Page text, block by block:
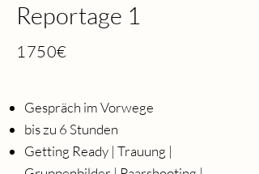
Reportage 1
1750€
Gespräch im Vorwege
bis zu 6 Stunden
Getting Ready | Trauung |